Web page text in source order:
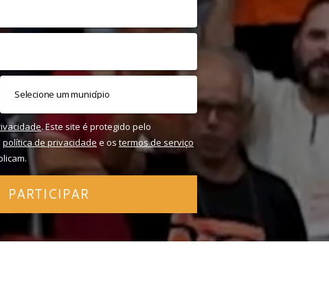
. Este site é protegido pelo
política de privacidade e os termos de serviço
PARTICIPAR